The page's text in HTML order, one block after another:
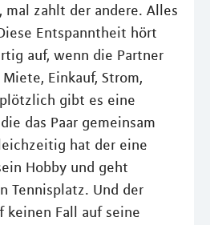
mal zahlt der andere. Alles
Entspanntheit hört
auf, wenn die Partner
Einkauf, Strom,
gibt es eine
das Paar gemeinsam
hat der eine
Hobby und geht
Tennisplatz. Und der
keinen Fall auf seine